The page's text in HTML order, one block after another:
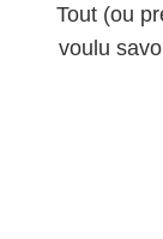
Tout (ou
voulu